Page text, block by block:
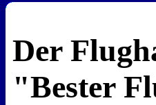
Der
"Bester